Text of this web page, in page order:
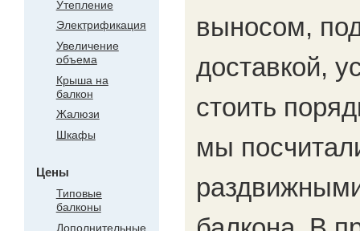
Утепление
Электрификация
Увеличение
объема
Крыша на
балкон
Жалюзи
Шкафы
Цены
Типовые
балконы
Дополнительные
выносом,
доставкой,
стоить
мы